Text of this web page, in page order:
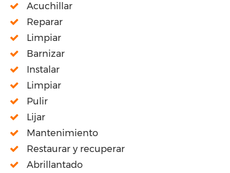
Acuchillar
Reparar
Limpiar
Barnizar
Instalar
Limpiar
Pulir
Lijar
Mantenimiento
Restaurar y recuperar
Abrillantado